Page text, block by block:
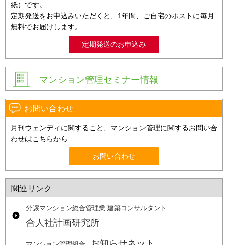
紙）です。
定期発送をお申込みいただくと、1年間、ご自宅のポストに毎月
無料でお届けします。
定期発送のお申込み
マンション管理セミナー情報
お問い合わせ
月刊ウェンディに関すること、マンション管理に関するお問い合
わせはこちらから
お問い合わせ
関連リンク
分譲マンション総合管理業 建築コンサルタント
合人社計画研究所